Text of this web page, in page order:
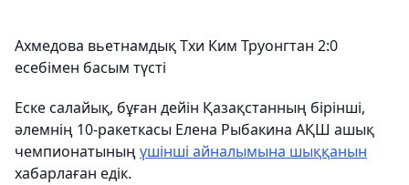
Ахмедова вьетнамдық Тхи Ким Труонгтан 2:0
есебімен басым түсті
Еске салайық, бұған дейін Қазақстанның бірінші,
әлемнің 10-ракеткасы Елена Рыбакина АҚШ ашық
чемпионатының үшінші айналымына шыққанын
хабарлаған едік.